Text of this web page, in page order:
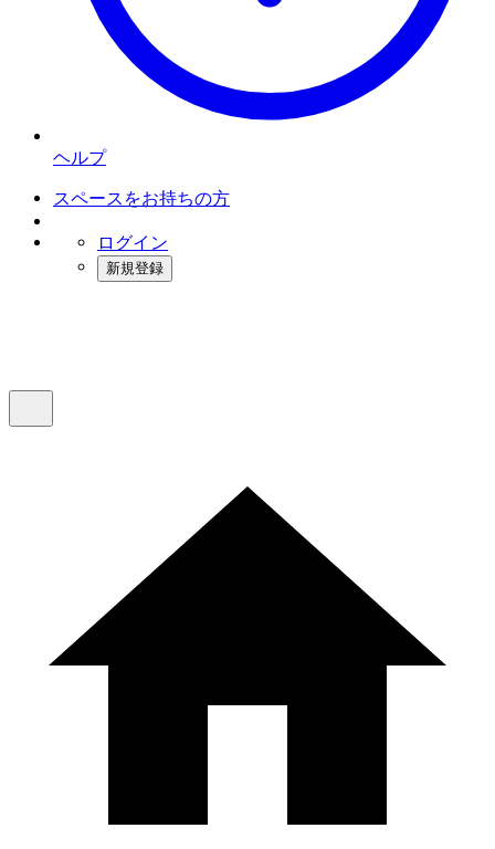
ヘルプ
スペースをお持ちの方
ログイン
新規登録